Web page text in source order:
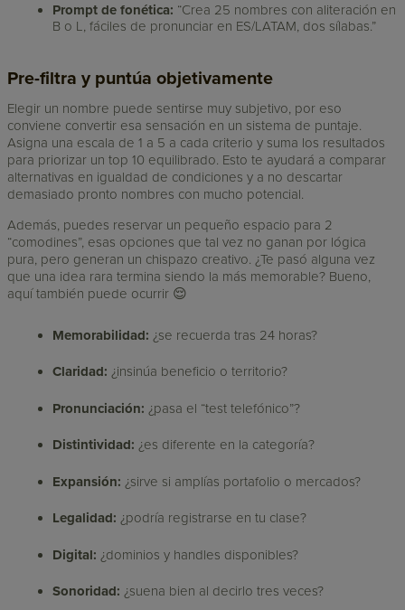
Prompt de fonética: “Crea 25 nombres con aliteración en
B o L, fáciles de pronunciar en ES/LATAM, dos sílabas.”
Pre-filtra y puntúa objetivamente
Elegir un nombre puede sentirse muy subjetivo, por eso
conviene convertir esa sensación en un sistema de puntaje.
Asigna una escala de 1 a 5 a cada criterio y suma los resultados
para priorizar un top 10 equilibrado. Esto te ayudará a comparar
alternativas en igualdad de condiciones y a no descartar
demasiado pronto nombres con mucho potencial.
Además, puedes reservar un pequeño espacio para 2
“comodines”, esas opciones que tal vez no ganan por lógica
pura, pero generan un chispazo creativo. ¿Te pasó alguna vez
que una idea rara termina siendo la más memorable? Bueno,
aquí también puede ocurrir 😌
Memorabilidad: ¿se recuerda tras 24 horas?
Claridad: ¿insinúa beneficio o territorio?
Pronunciación: ¿pasa el “test telefónico”?
Distintividad: ¿es diferente en la categoría?
Expansión: ¿sirve si amplías portafolio o mercados?
Legalidad: ¿podría registrarse en tu clase?
Digital: ¿dominios y handles disponibles?
Sonoridad: ¿suena bien al decirlo tres veces?